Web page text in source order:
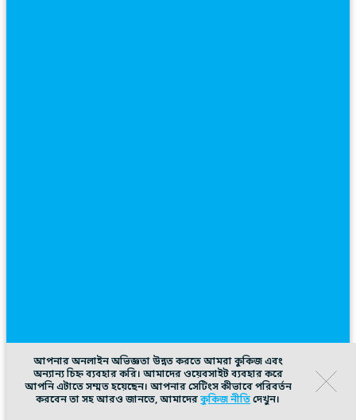
আপনার অনলাইন অভিজ্ঞতা উন্নত করতে আমরা কুকিজ এবং
অন্যান্য চিহ্ন ব্যবহার করি। আমাদের ওয়েবসাইট ব্যবহার করে
আপনি এটাতে সম্মত হয়েছেন। আপনার সেটিংস কীভাবে পরিবর্তন
করবেন তা সহ আরও জানতে, আমাদেরকুকিজ নীতিদেখুন।